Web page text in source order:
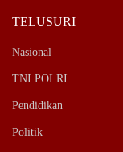
TELUSURI
Nasional
TNI POLRI
Pendidikan
Politik